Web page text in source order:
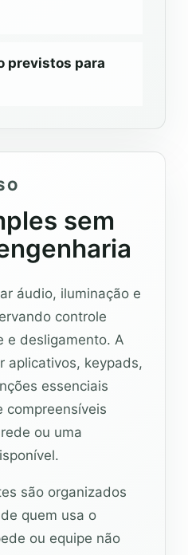
previstos para
sem
áudio, iluminação e
controle
e desligamento. A
aplicativos, keypads,
essenciais
compreensíveis
ou uma
são organizados
quem usa o
ou equipe não